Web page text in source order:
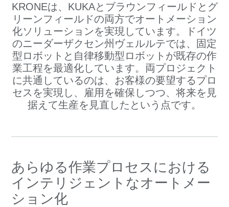
KRONEは、KUKAとブラウンフィールドとグ
リーンフィールドの両方でオートメーション
化ソリューションを実現しています。ドイツ
のニーダーザクセン州ヴェルルテでは、固定
型ロボットと自律移動型ロボットが既存の作
業工程を最適化しています。両プロジェクト
に共通しているのは、お客様の要望するプロ
セスを実現し、雇用を確保しつつ、将来を見
据えて生産を見直したという点です。
あらゆる作業プロセスにおける
インテリジェントなオートメー
ション化